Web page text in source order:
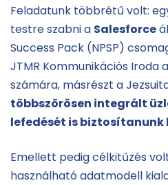
Feladatunk többrétű volt:
testre szabni a Salesforce
Success Pack (NPSP)
JTMR Kommunikációs Iroda
számára, másrészt a
többszörösen integrált
lefedését is biztosítanunk
Emellett pedig célkitűzés
használható adatmodell